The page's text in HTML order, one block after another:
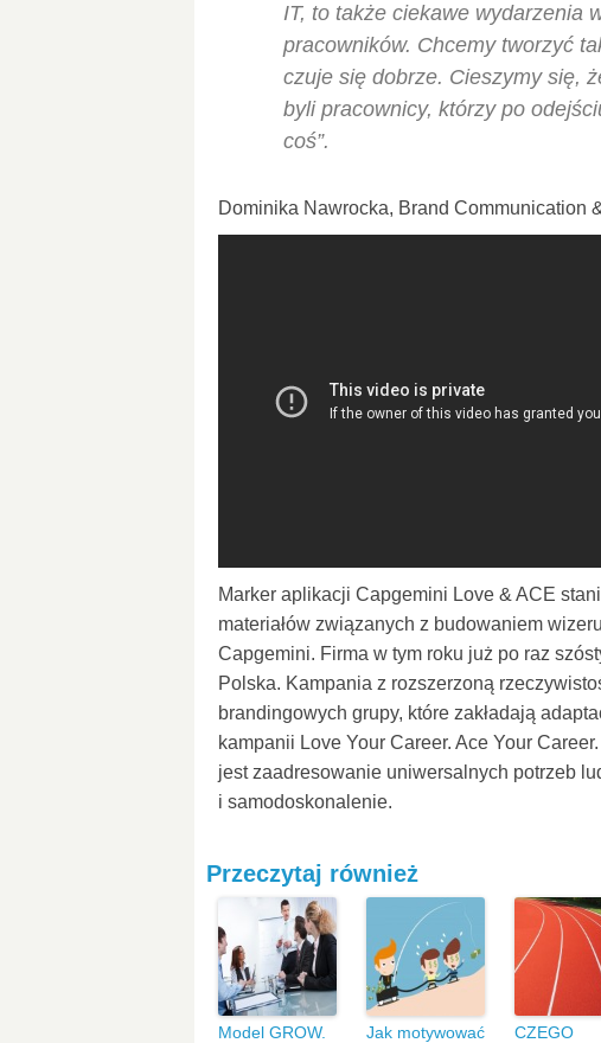
IT, to także ciekawe wydarzenia
pracowników. Chcemy tworzyć
czuje się dobrze. Cieszymy się,
byli pracownicy, którzy po
coś”.
Dominika Nawrocka, Brand Communication
Marker aplikacji Capgemini Love & ACE
materiałów związanych z budowaniem
Capgemini. Firma w tym roku już po raz
Polska. Kampania z rozszerzoną
brandingowych grupy, które zakładają
kampanii Love Your Career. Ace Your
jest zaadresowanie uniwersalnych potrzeb
i samodoskonalenie.
Przeczytaj również
Model GROW. Jak motywować CZEGO